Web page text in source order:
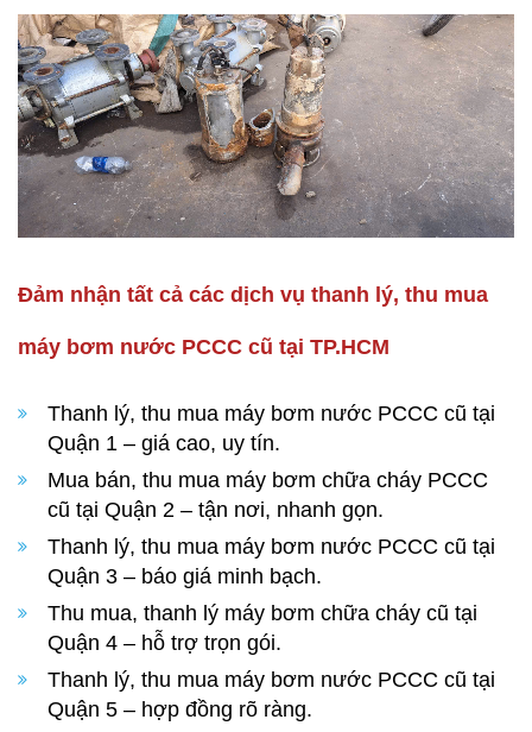
Đảm nhận tất cả các dịch vụ thanh lý, thu mua
máy bơm nước PCCC cũ tại TP.HCM
Thanh lý, thu mua máy bơm nước PCCC cũ tại
Quận 1 – giá cao, uy tín.
Mua bán, thu mua máy bơm chữa cháy PCCC
cũ tại Quận 2 – tận nơi, nhanh gọn.
Thanh lý, thu mua máy bơm nước PCCC cũ tại
Quận 3 – báo giá minh bạch.
Thu mua, thanh lý máy bơm chữa cháy cũ tại
Quận 4 – hỗ trợ trọn gói.
Thanh lý, thu mua máy bơm nước PCCC cũ tại
Quận 5 – hợp đồng rõ ràng.